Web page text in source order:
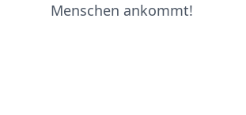
Menschen ankommt!